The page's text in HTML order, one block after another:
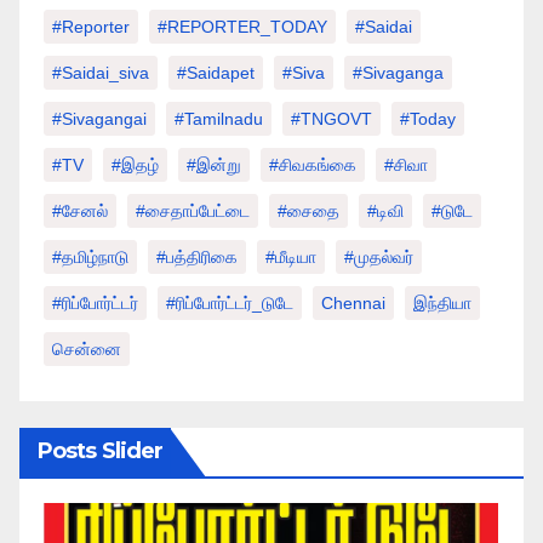
#Reporter #REPORTER_TODAY #saidai
#saidai_siva #saidapet #Siva #Sivaganga
#sivagangai #tamilnadu #TNGOVT #today
#TV #இதழ் #இன்று #சிவகங்கை #சிவா
#சேனல் #சைதாப்பேட்டை #சைதை #டிவி #டுடே
#தமிழ்நாடு #பத்திரிகை #மீடியா #முதல்வர்
#ரிப்போர்ட்டர் #ரிப்போர்ட்டர்_டுடே Chennai இந்தியா
சென்னை
Posts Slider